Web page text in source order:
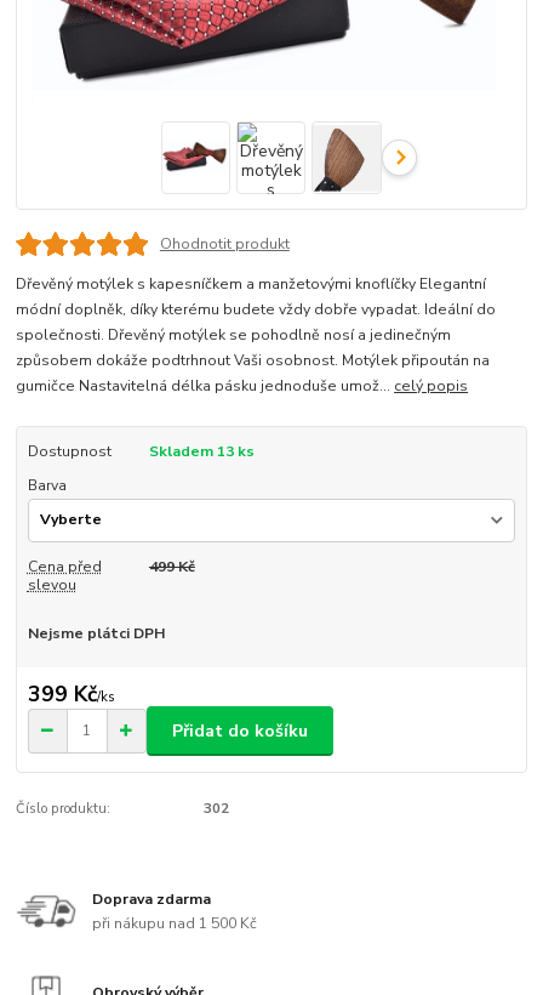
Ohodnotit produkt
Dřevěný motýlek s kapesníčkem a manžetovými knoflíčky Elegantní
módní doplněk, díky kterému budete vždy dobře vypadat. Ideální do
společnosti. Dřevěný motýlek se pohodlně nosí a jedinečným
způsobem dokáže podtrhnout Vaši osobnost. Motýlek připoután na
gumičce Nastavitelná délka pásku jednoduše umož... celý popis
Dostupnost
Skladem 13 ks
Barva
Cena před
slevou
499 Kč
Nejsme plátci DPH
399 Kč/ks
Přidat do košíku
Číslo produktu: 302
Doprava zdarma
při nákupu nad 1 500 Kč